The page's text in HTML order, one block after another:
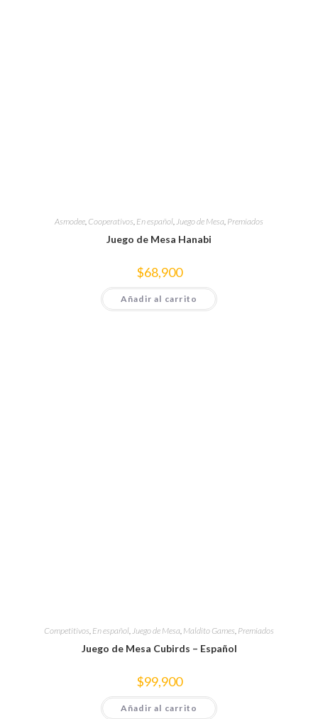
Asmodee, Cooperativos, En español,Juego de Mesa, Premiados
Juego de Mesa Hanabi
$68,900
Añadir al carrito
Competitivos En español Juego de Mesa Maldito Games Premiados
Juego de Mesa Cubirds – Español
$99,900
Añadir al carrito